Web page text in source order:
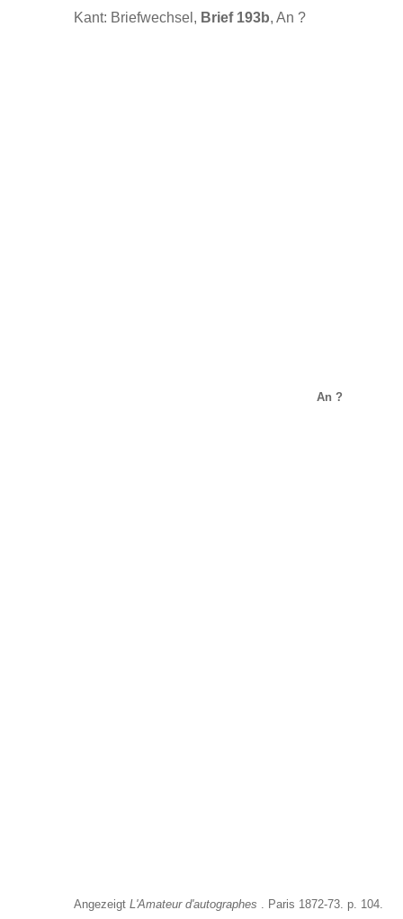
Kant: Briefwechsel, Brief 193b, An ?
An ?
Angezeigt L'Amateur d'autographes . Paris 1872-73. p. 104.